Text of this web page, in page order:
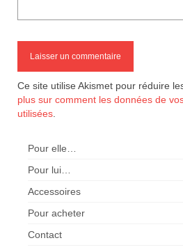
Ce site utilise Akismet pour réduire
plus sur comment les données de
utilisées
Pour elle…
Pour lui…
Accessoires
Pour acheter
Contact